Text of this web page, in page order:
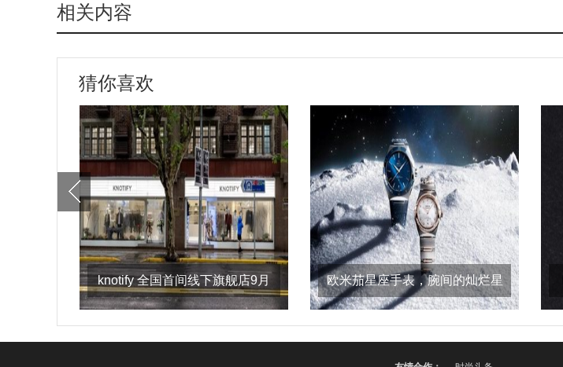
相关内容
猜你喜欢
knotify 全国首间线下旗舰店9月
21日上海淮
欧米茄星座手表，腕间的灿烂星
空